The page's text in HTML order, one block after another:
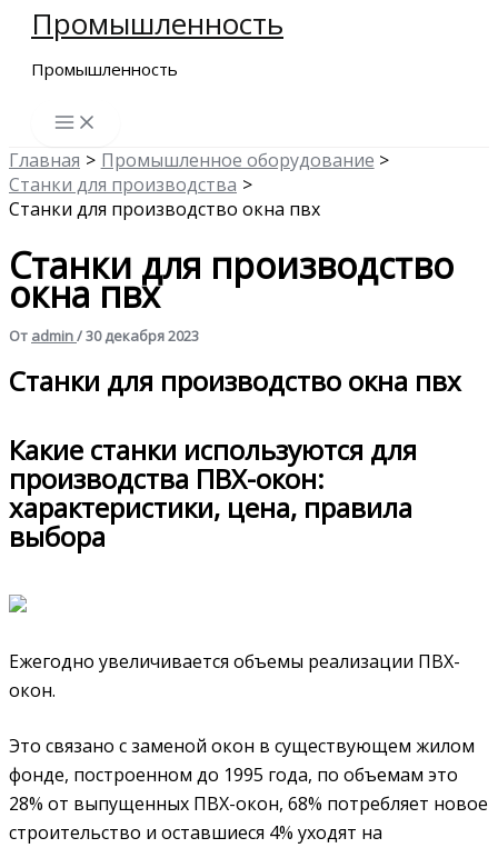
Перейти
содержимому
Промышленность
Промышленность
Главная
Промышленное оборудование
Станки для производства
Станки для производство окна пвх
Станки для производство
окна пвх
От admin/30 декабря 2023
Станки для производство окна пвх
Какие станки используются для
производства ПВХ-окон:
характеристики, цена, правила
выбора
Ежегодно увеличивается объемы реализации ПВХ-
окон.
Это связано с заменой окон в существующем жилом
фонде, построенном до 1995 года, по объемам это
28% от выпущенных ПВХ-окон, 68% потребляет новое
строительство и оставшиеся 4% уходят на